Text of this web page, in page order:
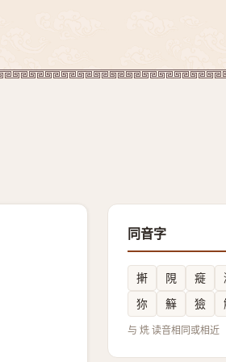
同音字
搟 䧋 㿅
狝
䉳 獫
与 烍 读音相同或相近